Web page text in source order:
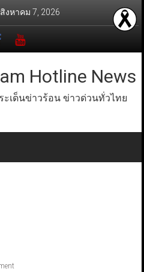
งหาคม 7, 2026
Hotline News
ะเด็นข่าวร้อน ข่าวด่วนทั่วไทย